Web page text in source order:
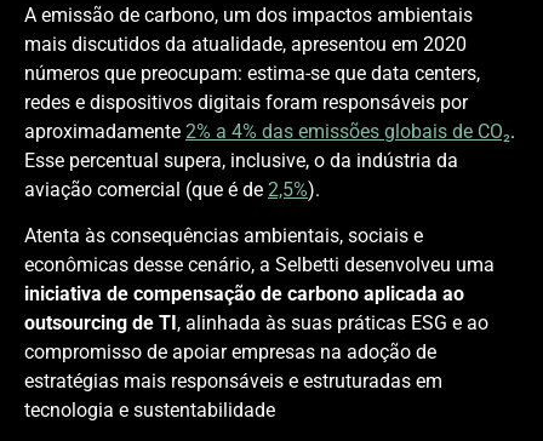
A emissão de carbono, um dos impactos ambientais
mais discutidos da atualidade, apresentou em 2020
números que preocupam: estima-se que data centers,
redes e dispositivos digitais foram responsáveis por
aproximadamente 2% a 4% das emissões globais de CO₂.
Esse percentual supera, inclusive, o da indústria da
aviação comercial (que é de 2,5%).
Atenta às consequências ambientais, sociais e
econômicas desse cenário, a Selbetti desenvolveu uma
iniciativa de compensação de carbono aplicada ao
outsourcing de TI, alinhada às suas práticas ESG e ao
compromisso de apoiar empresas na adoção de
estratégias mais responsáveis e estruturadas em
tecnologia e sustentabilidade